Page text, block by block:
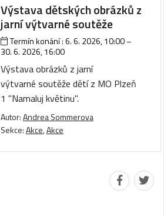
Výstava dětských obrázků z
jarní výtvarné soutěže
Termín konání :6. 6. 2026, 10:00–
30. 6. 2026, 16:00
Výstava obrázků z jarní
výtvarné soutěže dětí z MO Plzeň
1 "Namaluj květinu".
Autor:Andrea Sommerova
Sekce:Akce,Akce